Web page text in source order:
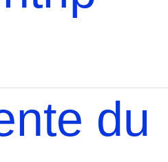
du